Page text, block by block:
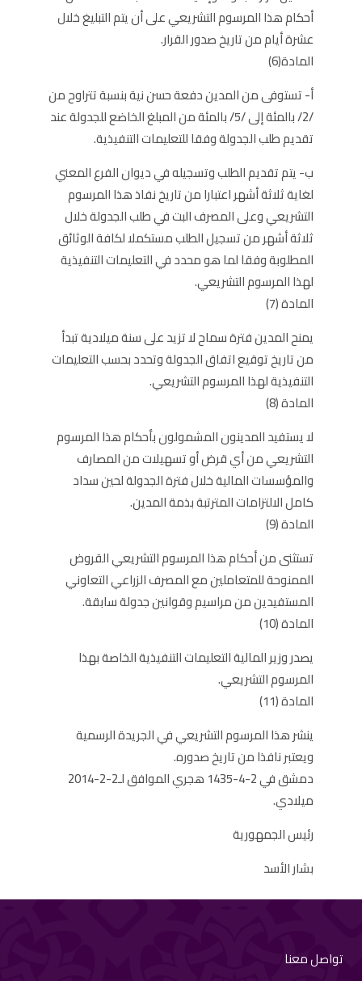
أحكام هذا المرسوم التشريعي على أن يتم التبليغ خلال
عشرة أيام من تاريخ صدور القرار.
المادة(6)
أ- تستوفى من المدين دفعة حسن نية بنسبة تتراوح من
/2/ بالمئة إلى /5/ بالمئة من المبلغ الخاضع للجدولة عند
تقديم طلب الجدولة وفقا للتعليمات التنفيذية.
ب- يتم تقديم الطلب وتسجيله في ديوان الفرع المعني
لغاية ثلاثة أشهر اعتبارا من تاريخ نفاذ هذا المرسوم
التشريعي وعلى المصرف البت في طلب الجدولة خلال
ثلاثة أشهر من تسجيل الطلب مستكملا لكافة الوثائق
المطلوبة وفقا لما هو محدد في التعليمات التنفيذية
لهذا المرسوم التشريعي.
المادة (7)
يمنح المدين فترة سماح لا تزيد على سنة ميلادية تبدأ
من تاريخ توقيع اتفاق الجدولة وتحدد بحسب التعليمات
التنفيذية لهذا المرسوم التشريعي.
المادة (8)
لا يستفيد المدينون المشمولون بأحكام هذا المرسوم
التشريعي من أي قرض أو تسهيلات من المصارف
والمؤسسات المالية خلال فترة الجدولة لحين سداد
كامل الالتزامات المترتبة بذمة المدين.
المادة (9)
تستثنى من أحكام هذا المرسوم التشريعي القروض
الممنوحة للمتعاملين مع المصرف الزراعي التعاوني
المستفيدين من مراسيم وقوانين جدولة سابقة.
المادة (10)
يصدر وزير المالية التعليمات التنفيذية الخاصة بهذا
المرسوم التشريعي.
المادة (11)
ينشر هذا المرسوم التشريعي في الجريدة الرسمية
ويعتبر نافذا من تاريخ صدوره.
دمشق في 2-4-1435 هجري الموافق لـ2-2-2014
ميلادي.
رئيس الجمهورية
بشار الأسد
تواصل معنا